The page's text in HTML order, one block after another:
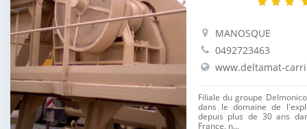
MANOSQUE
0492723463
www.deltamat-
Filiale du groupe
dans le domaine de
depuis plus de 30 ans
France, n...